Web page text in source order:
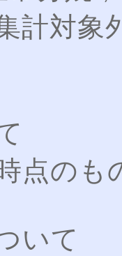
計対象
のも
いて